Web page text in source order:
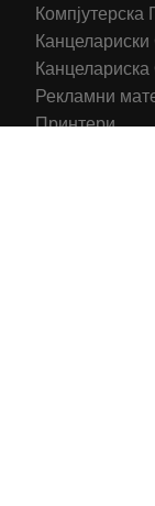
Компјутерска
Рекламни
Принтери